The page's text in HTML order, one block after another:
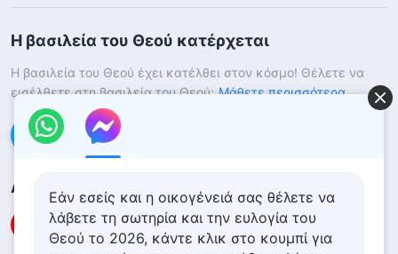
Η βασιλεία του Θεού κατέρχεται
Η βασιλεία του Θεού έχει κατέλθει στον κόσμο! Θέλετε να
εισέλθετε στη βασιλεία του Θεού; Μάθετε περισσότερα
Επικοινωνήστε μαζί μας μέσω Messenger
Ακολουθήστε μας
Εάν εσείς και η οικογένειά σας θέλετε να
λάβετε τη σωτηρία και την ευλογία του
Θεού το 2026, κάντε κλικ στο κουμπί για